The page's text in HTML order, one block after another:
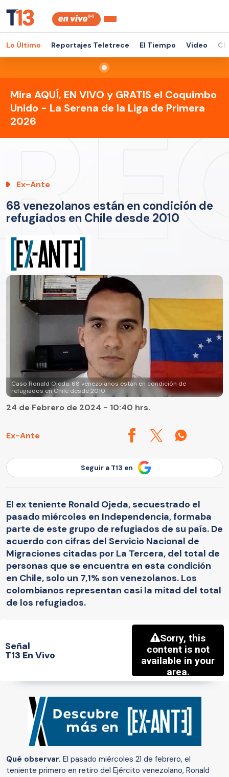
Lo Último Reportajes Teletrece El Tiempo Video
Mira AQUÍ, EN VIVO y GRATIS el Coquimbo
Unido - La Serena de la Liga de Primera
2026
Ex-Ante
68 venezolanos están en condición de
refugiados en Chile desde 2010
Caso Ronald Ojeda: 68 venezolanos están en condición de
refugiados en Chile desde 2010
Ex-Ante
24 de Febrero de 2024 - 10:40 hrs.
Seguir a T13 en
El ex teniente Ronald Ojeda, secuestrado el
pasado miércoles en Independencia, formaba
parte de este grupo de refugiados de su país. De
acuerdo con cifras del Servicio Nacional de
Migraciones citadas por La Tercera, del total de
personas que se encuentra en esta condición
en Chile, solo un 7,1% son venezolanos. Los
colombianos representan casi la mitad del total
de los refugiados.
Señal
T13 En Vivo
Qué observar. El pasado miércoles 21 de febrero, el
teniente primero en retiro del Ejército venezolano, Ronald